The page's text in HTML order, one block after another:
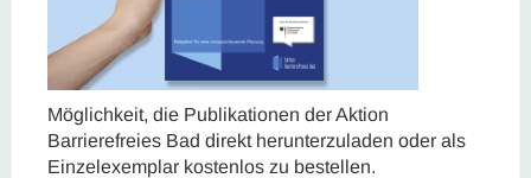
Möglichkeit, die Publikationen der Aktion
Barrierefreies Bad direkt herunterzuladen oder als
Einzelexemplar kostenlos zu bestellen.